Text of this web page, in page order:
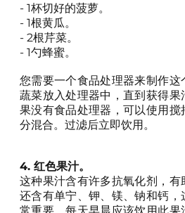
- 1杯切好的菠萝。
- 1根黄瓜。
- 2根芹菜。
- 1勺蜂蜜。
您需要一个食品处理器来制作这
蔬菜放入处理器中，直到获得果
果没有食品处理器，可以使用
分混合。过滤后立即饮用。
4. 红色果汁。
这种果汁含有许多抗氧化剂，有
还含有单宁、钾、镁、钠和钙